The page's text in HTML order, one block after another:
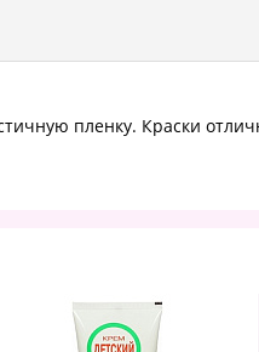
пленку. Краски